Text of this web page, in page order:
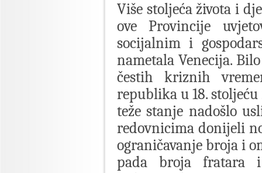
Više stoljeća života i
ove Provincije
socijalnim i
nametala Venecija.
čestih kriznih
republika u 18. stoljeću
teže stanje nadošlo
redovnicima donijeli
ograničavanje broja i
pada broja fratara i